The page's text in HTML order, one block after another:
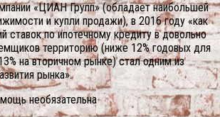
«ЦИАН Групп» (обладает наибольшей
и купли продажи), в 2016 году «как
ставок по ипотечному кредиту в довольно
территорию (ниже 12% годовых для
на вторичном рынке) стал одним из
рынка».
необязательна